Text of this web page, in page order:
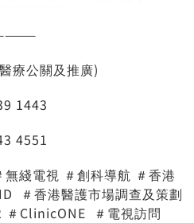
療公關及推廣)
1443
4551
無綫電視 ＃創科導航 ＃香港
＃香港醫護市場調查及策劃
＃ClinicONE ＃電視訪問